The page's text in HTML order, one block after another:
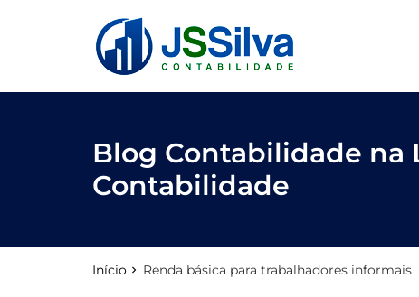
Blog Contabilidade na
Contabilidade
Início Renda básica para trabalhadores informais
reply FALE CONOSCO
email
Deixe sua Mensagem